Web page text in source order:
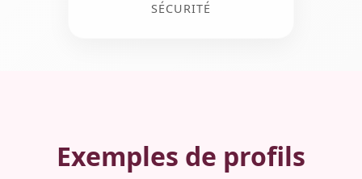
SÉCURITÉ
Exemples de profils